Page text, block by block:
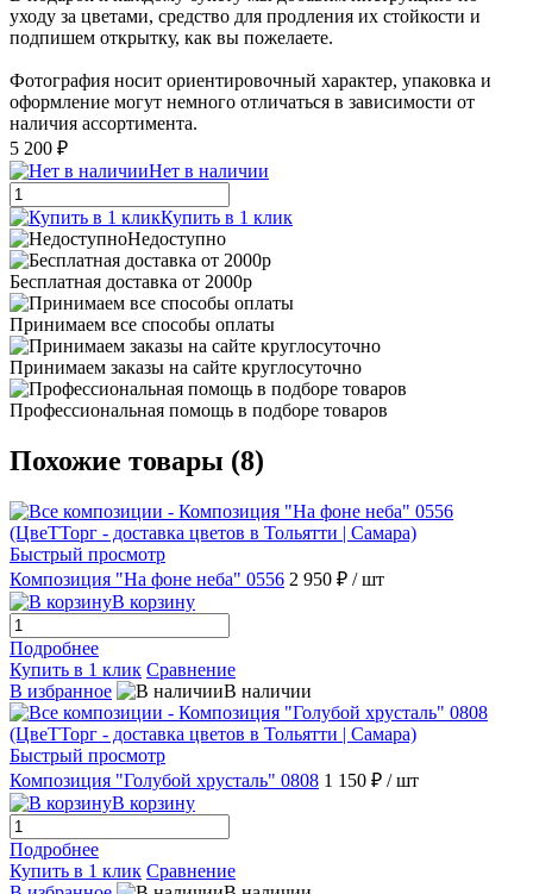
уходу за цветами, средство для продления их стойкости и
подпишем открытку, как вы пожелаете.
Фотография носит ориентировочный характер, упаковка и
оформление могут немного отличаться в зависимости от
наличия ассортимента.
5 200 ₽
Нет в наличии
Купить в 1 клик
Недоступно
Бесплатная доставка от 2000р
Принимаем все способы оплаты
Принимаем заказы на сайте круглосуточно
Профессиональная помощь в подборе товаров
Похожие товары (8)
Быстрый просмотр
Композиция "На фоне неба" 0556 2 950 ₽ / шт
В корзину
Подробнее
Купить в 1 клик Сравнение
В избранное
В наличии
Быстрый просмотр
Композиция "Голубой хрусталь" 0808 1 150 ₽ / шт
В корзину
Подробнее
Купить в 1 клик Сравнение